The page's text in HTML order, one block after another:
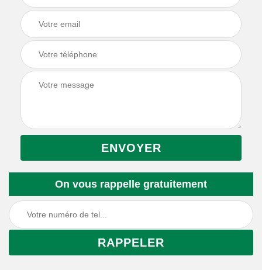
On vous rappelle gratuitement